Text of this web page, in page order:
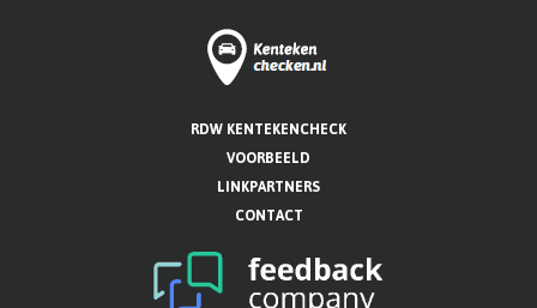
RDW KENTEKENCHECK
VOORBEELD
LINKPARTNERS
CONTACT